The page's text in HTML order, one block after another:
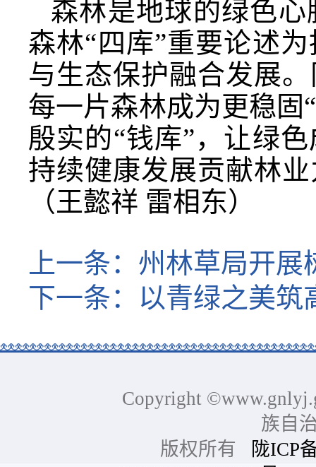
森林是地球的绿色
森林“四库”重要论述
与生态保护融合发展
每一片森林成为更稳固
殷实的“钱库”，让绿
持续健康发展贡献林
（王懿祥 雷相东）
上一条： 州林草局开展
下一条： 以青绿之美筑
Copyright
族自
版权所有
陇ICP